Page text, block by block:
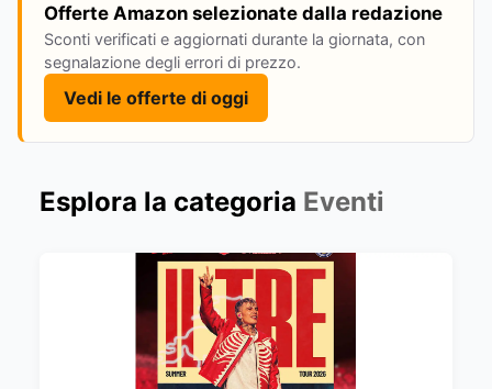
Offerte Amazon selezionate dalla redazione
Sconti verificati e aggiornati durante la giornata, con
segnalazione degli errori di prezzo.
Vedi le offerte di oggi
Esplora la categoria Eventi